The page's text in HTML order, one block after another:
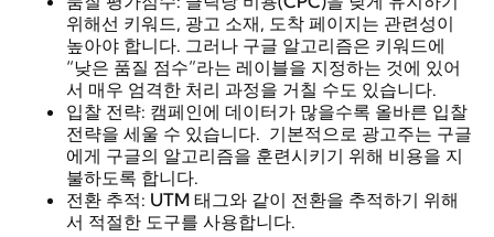
위해선 키워드, 광고 소재, 도착 페이지는 관련성이
높아야 합니다. 그러나 구글 알고리즘은 키워드에
“낮은 품질 점수”라는 레이블을 지정하는 것에 있어
서 매우 엄격한 처리 과정을 거칠 수도 있습니다.
입찰 전략: 캠페인에 데이터가 많을수록 올바른 입찰
전략을 세울 수 있습니다. 기본적으로 광고주는 구글
에게 구글의 알고리즘을 훈련시키기 위해 비용을 지
불하도록 합니다.
전환 추적: UTM 태그와 같이 전환을 추적하기 위해
서 적절한 도구를 사용합니다.